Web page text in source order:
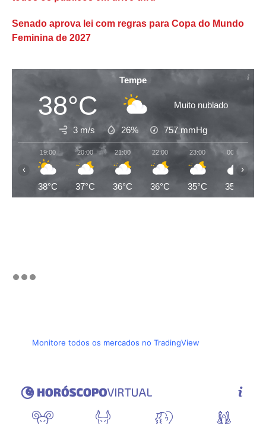
Senado aprova lei com regras para Copa do Mundo
Feminina de 2027
Tempe
38°C Muito nublado
3 m/s 26% 757 mmHg
19:00
38°C
20:00
37°C
21:00
36°C
22:00
36°C
23:00
35°C
00:00
35°C
‹ ›
Monitore todos os mercados no TradingView